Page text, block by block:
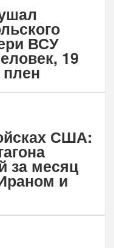
ВСУ
19
США:
за месяц
и